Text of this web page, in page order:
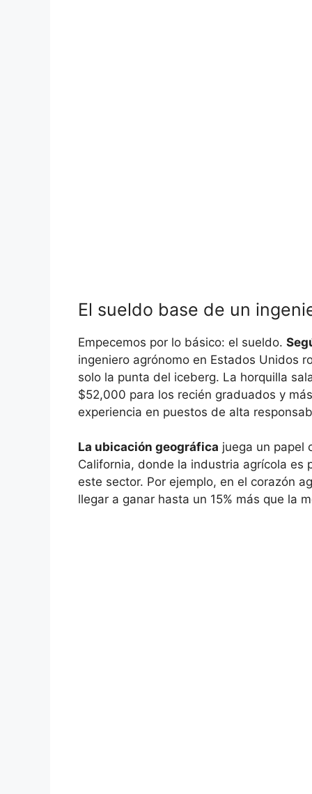
El sueldo base de un
Empecemos por lo básico: el sueldo.
ingeniero agrónomo en Estados Unidos
solo la punta del iceberg. La horquilla
$52,000 para los recién graduados y
experiencia en puestos de alta
La ubicación geográfica juega un papel
California, donde la industria agrícola es
este sector. Por ejemplo, en el corazón
llegar a ganar hasta un 15% más que la